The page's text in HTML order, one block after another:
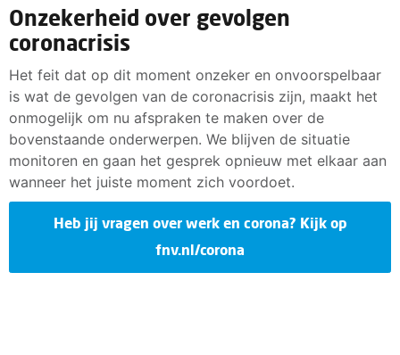
Onzekerheid over gevolgen
coronacrisis
Het feit dat op dit moment onzeker en onvoorspelbaar
is wat de gevolgen van de coronacrisis zijn, maakt het
onmogelijk om nu afspraken te maken over de
bovenstaande onderwerpen. We blijven de situatie
monitoren en gaan het gesprek opnieuw met elkaar aan
wanneer het juiste moment zich voordoet.
Heb jij vragen over werk en corona? Kijk op
fnv.nl/corona